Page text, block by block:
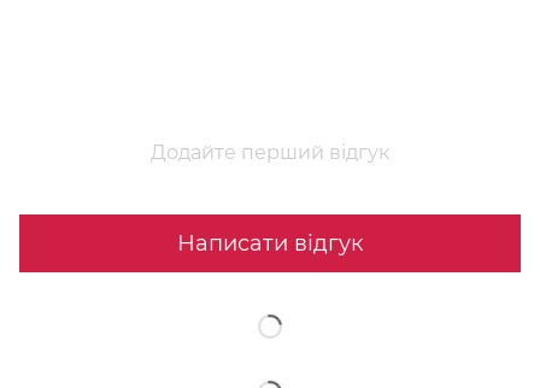
Додайте перший відгук
Написати відгук